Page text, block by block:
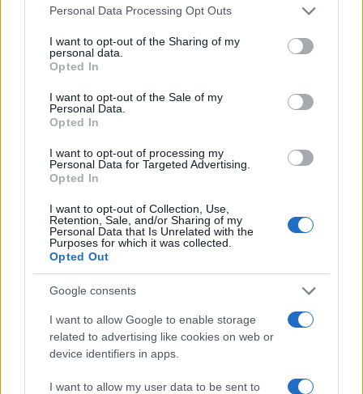
Please note that this website/app uses one or more Google
not limited to your visit or usage behaviour. You may click to
grant or deny consent to Google and its third-party tags to
use your data for below specified purposes in below Google
consent section.
Personal Data Processing Opt Outs
I want to opt-out of the Sharing of my
personal data.
Opted In
I want to opt-out of the Sale of my
Personal Data.
Opted In
I want to opt-out of processing my
Personal Data for Targeted Advertising.
Opted In
I want to opt-out of Collection, Use,
Retention, Sale, and/or Sharing of my
Personal Data that Is Unrelated with the
Purposes for which it was collected.
Opted Out
Google consents
I want to allow Google to enable storage
related to advertising like cookies on web or
device identifiers in apps.
I want to allow my user data to be sent to
Continua a leggere
CALCIO